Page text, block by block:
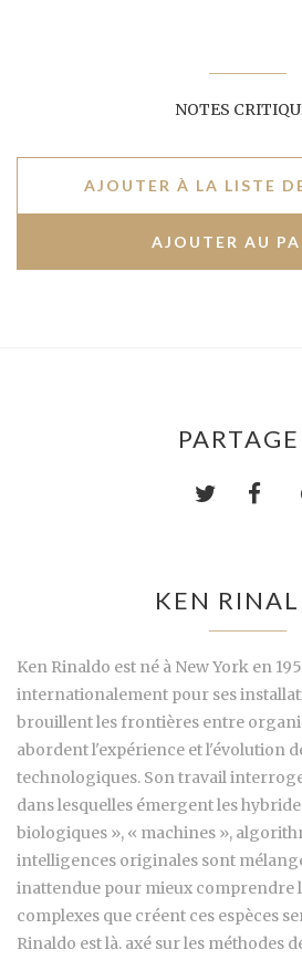
NOTES
AJOUTER À LA LISTE
KEN
Ken Rinaldo est né à New York en
internationalement pour ses
brouillent les frontières entre
abordent l'expérience et l'évolution
technologiques. Son travail
dans lesquelles émergent les
biologiques », « machines »,
intelligences originales sont
inattendue pour mieux comprendre
complexes que créent ces espèces
Rinaldo est là. axé sur les méthodes